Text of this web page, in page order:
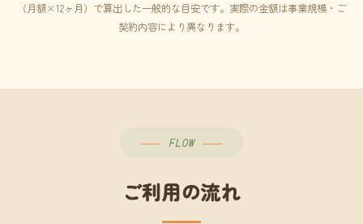
（月額×12ヶ月）で算出した一般的な目安です。実際の金額は事業規模・ご
契約内容により異なります。
FLOW
ご利用の流れ